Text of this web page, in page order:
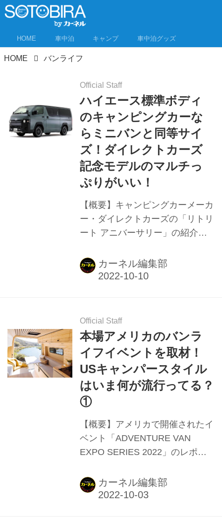
HOME 車中泊 キャンプ 車中泊グッズ
HOME バンライフ
Official Staff
ハイエース標準ボディ
のキャンピングカーな
らミニバンと同等サイ
ズ！ダイレクトカーズ
記念モデルのマルチっ
ぷりがいい！
【概要】キャンピングカーメーカ
ー・ダイレクトカーズの「リトリ
ート アニバーサリー」の紹介。
周年を記念モデルでハイエースの
標準ボディがベース。
カーネル編集部
Official Staff
本場アメリカのバンラ
イフイベントを取材！
USキャンパースタイル
はいま何が流行ってる？
①
【概要】アメリカで開催されたイ
ベント「ADVENTURE VAN
EXPO SERIES 2022」のレポー
の開催を皮切りに、今秋10月ま
で8回にわたり開催。バンライフ
カーネル編集部